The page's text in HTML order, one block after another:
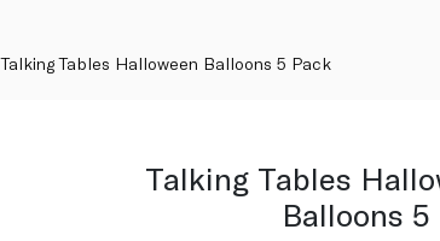
Talking Tables Halloween Balloons 5 Pack
Talking Tables
Balloons 5